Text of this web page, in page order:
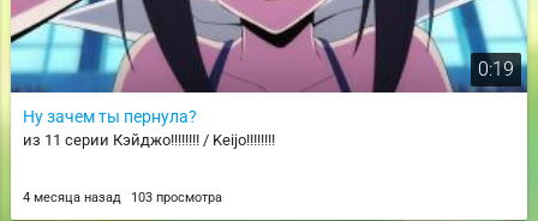
0:19
Ну зачем ты пернула?
из 11 серии Кэйджо!!!!!!!! / Keijo!!!!!!!!
4 месяца назад 103 просмотра